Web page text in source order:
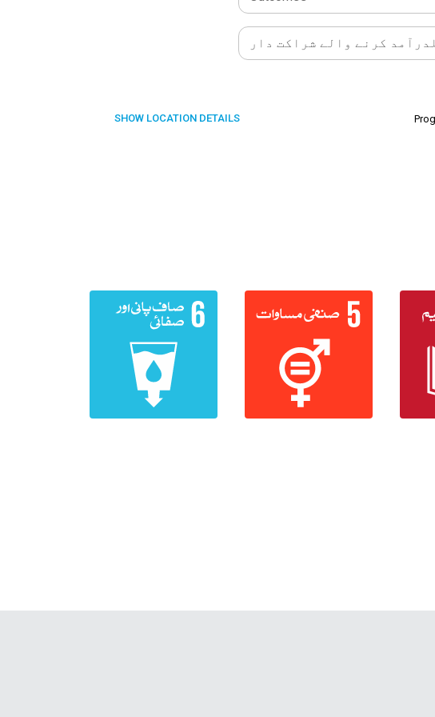
کرنے والے شراکت دار
SHOW LOCATION DETAILS